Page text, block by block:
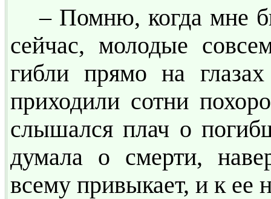
– Помню, когда мне
сейчас, молодые
гибли прямо на
приходили сотни
слышался плач о
думала о смерти,
всему привыкает, и к ее